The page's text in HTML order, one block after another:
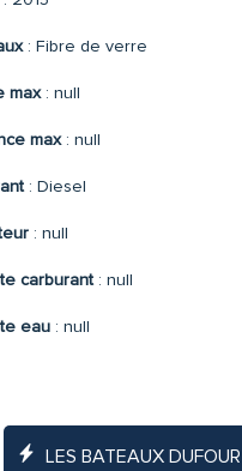
: Fibre de verre
max: null
max: null
: Diesel
: null
carburant: null
eau: null
LES BATEAUX DUFOUR